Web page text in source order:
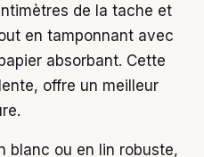
de la tache et
en tamponnant avec
absorbant. Cette
offre un meilleur
blanc ou en lin robuste,